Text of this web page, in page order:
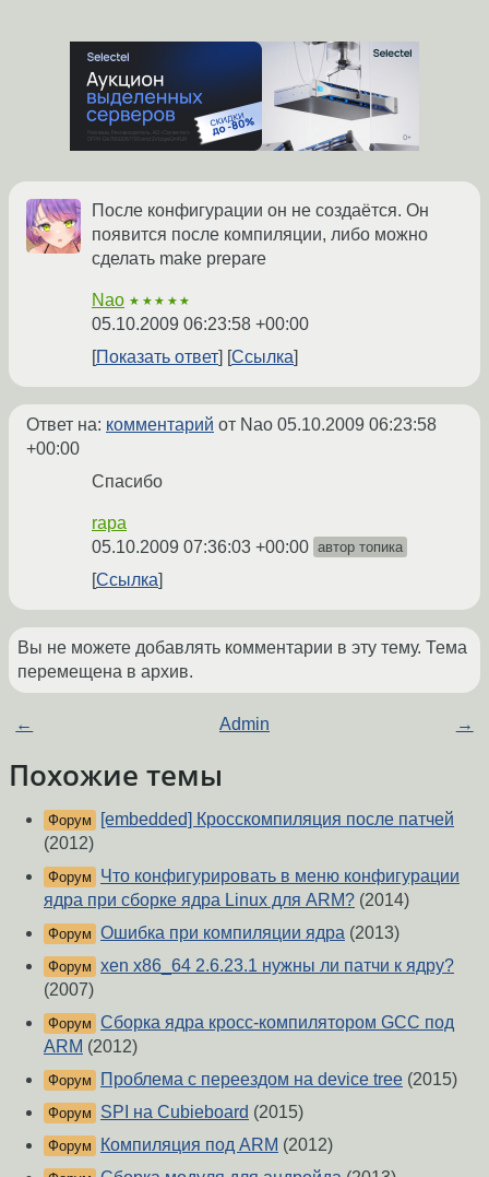
После конфигурации он не создаётся. Он
появится после компиляции, либо можно
сделать make prepare
Nao ★★★★★
05.10.2009 06:23:58 +00:00
Показать ответ
Ссылка
Ответ на: комментарий от Nao 05.10.2009 06:23:58
+00:00
Спасибо
rapa
05.10.2009 07:36:03 +00:00 автор топика
Ссылка
Вы не можете добавлять комментарии в эту тему. Тема
перемещена в архив.
← Admin →
Похожие темы
Форум
[embedded] Кросскомпиляция после патчей
(2012)
Форум
Что конфигурировать в меню конфигурации
ядра при сборке ядра Linux для ARM? (2014)
Форум Ошибка при компиляции ядра (2013)
Форум xen x86_64 2.6.23.1 нужны ли патчи к ядру?
(2007)
Форум Сборка ядра кросс-компилятором GCC под
ARM (2012)
Форум Проблема с переездом на device tree (2015)
Форум SPI на Cubieboard (2015)
Форум Компиляция под ARM (2012)